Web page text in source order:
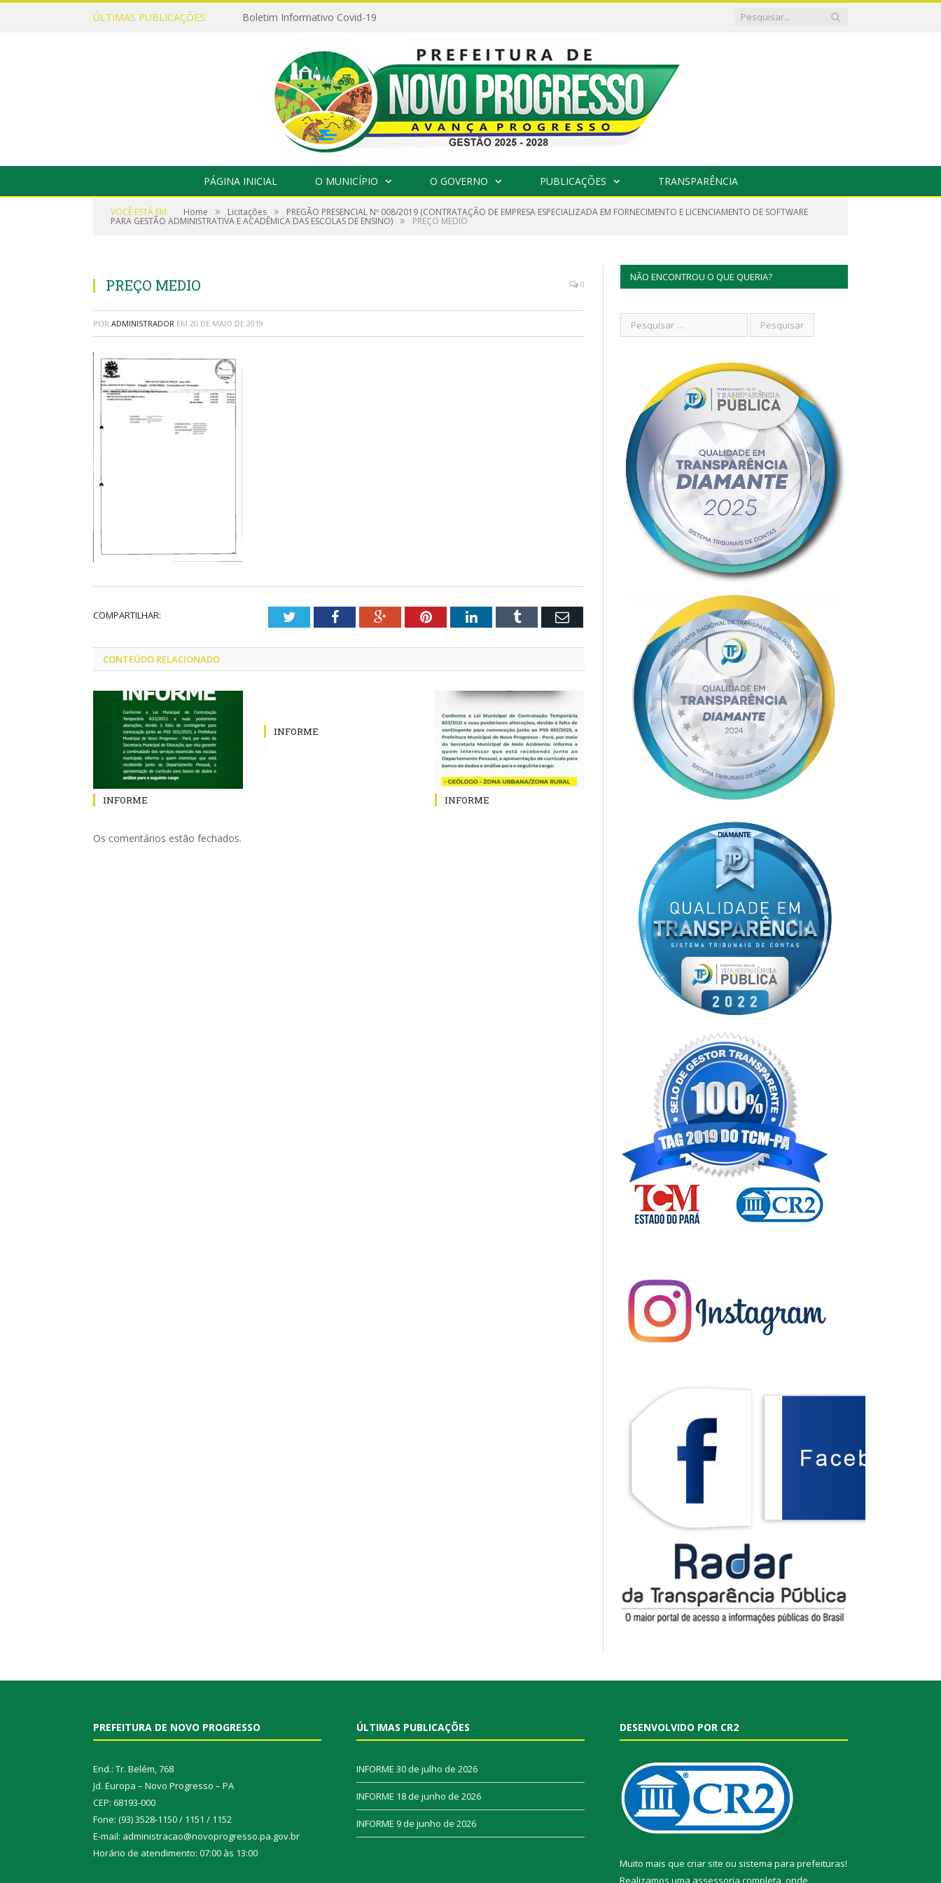
ÚLTIMAS PUBLICAÇÕES: Boletim Informativo Covid-19
PÁGINA INICIAL O MUNICÍPIO O GOVERNO PUBLICAÇÕES TRANSPARÊNCIA
VOCÊ ESTÁ EM: Home » Licitações » PREGÃO PRESENCIAL Nº 008/2019 (CONTRATAÇÃO DE EMPRESA ESPECIALIZADA EM FORNECIMENTO E LICENCIAMENTO DE SOFTWARE
PARA GESTÃO ADMINISTRATIVA E ACADÊMICA DAS ESCOLAS DE ENSINO) » PREÇO MEDIO
PREÇO MEDIO 0
POR ADMINISTRADOR EM 20 DE MAIO DE 2019
COMPARTILHAR: TwitterFacebookGoogle+PinterestLinkedInTumblr Email
CONTEÚDO RELACIONADO
INFORME
INFORME
INFORME
Os comentários estão fechados.
NÃO ENCONTROU O QUE QUERIA?
PREFEITURA DE NOVO PROGRESSO
End.: Tr. Belém, 768
Jd. Europa – Novo Progresso – PA
CEP: 68193-000
Fone: (93) 3528-1150 / 1151 / 1152
E-mail: administracao@novoprogresso.pa.gov.br
Horário de atendimento: 07:00 às 13:00
ÚLTIMAS PUBLICAÇÕES
INFORME 30 de julho de 2026
INFORME 18 de junho de 2026
INFORME 9 de junho de 2026
DESENVOLVIDO POR CR2
Muito mais que criar site ou sistema para prefeituras!
Realizamos uma assessoria completa, onde